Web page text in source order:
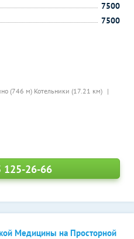
(746 м) Котельники (17.21 км)
7500
7500
125-26-66
Медицины на Просторной